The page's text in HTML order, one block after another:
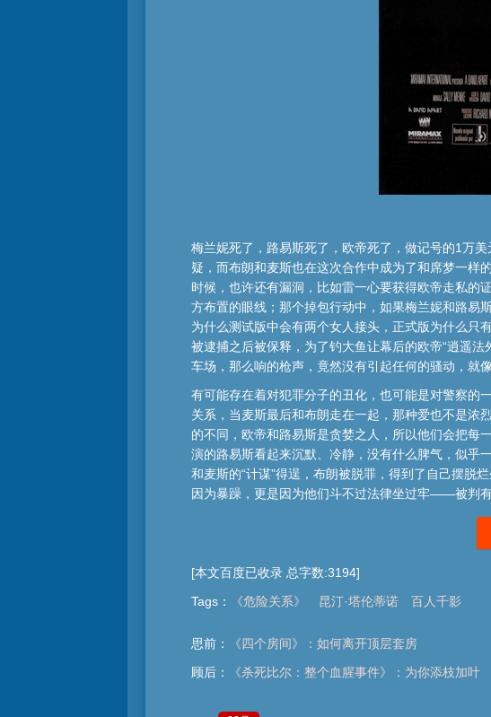
梅兰妮死了，路易斯死了，欧帝死了，做记号的1万
疑，而布朗和麦斯也在这次合作中成为了和席梦一样
时候，也许还有漏洞，比如雷一心要获得欧帝走私的
方布置的眼线；那个掉包行动中，如果梅兰妮和路易
为什么测试版中会有两个女人接头，正式版为什么只
被逮捕之后被保释，为了钓大鱼让幕后的欧帝“逍遥
车场，那么响的枪声，竟然没有引起任何的骚动，就
有可能存在着对犯罪分子的丑化，也可能是对警察的
关系，当麦斯最后和布朗走在一起，那种爱也不是浓
的不同，欧帝和路易斯是贪婪之人，所以他们会把每
演的路易斯看起来沉默、冷静，没有什么脾气，似乎
和麦斯的“计谋”得逞，布朗被脱罪，得到了自己摆脱
因为暴躁，更是因为他们斗不过法律坐过牢——被判
[本文百度已收录 总字数:3194]
Tags ： 《危险关系》 昆汀·塔伦蒂诺 百人千影
思前：
《四个房间》：如何离开顶层套房
顾后：
《杀死比尔：整个血腥事件》：为你添枝加叶